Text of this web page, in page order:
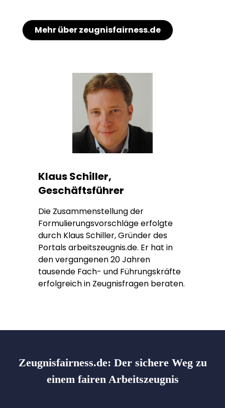
Mehr über zeugnisfairness.de
Klaus Schiller,
Geschäftsführer
Die Zusammenstellung der
Formulierungsvorschläge erfolgte
durch Klaus Schiller, Gründer des
Portals arbeitszeugnis.de. Er hat in
den vergangenen 20 Jahren
tausende Fach- und Führungskräfte
erfolgreich in Zeugnisfragen beraten.
Zeugnisfairness.de: Der sichere Weg zu
einem fairen Arbeitszeugnis